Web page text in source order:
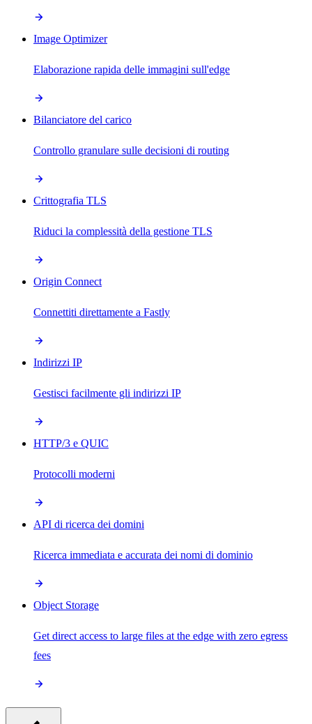
Image Optimizer
Elaborazione rapida delle immagini sull'edge
Bilanciatore del carico
Controllo granulare sulle decisioni di routing
Crittografia TLS
Riduci la complessità della gestione TLS
Origin Connect
Connettiti direttamente a Fastly
Indirizzi IP
Gestisci facilmente gli indirizzi IP
HTTP/3 e QUIC
Protocolli moderni
API di ricerca dei domini
Ricerca immediata e accurata dei nomi di dominio
Object Storage
Get direct access to large files at the edge with zero egress
fees